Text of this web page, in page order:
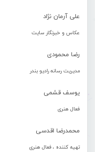
علی آرمان نژاد
عکاس و خبرنگار سایت
رضا محمودی
مدیریت رسانه رادیو بندر
یوسف قشمی
فعال هنری
محمدرضا اقدسی
تهیه کننده ، فعال هنری